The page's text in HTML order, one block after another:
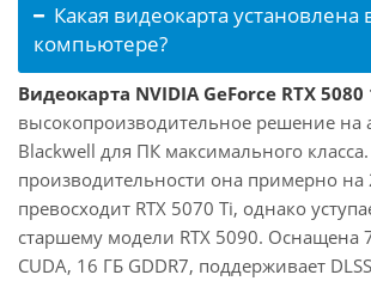
Какая видеокарта установлена
компьютере?
Видеокарта NVIDIA GeForce RTX 5080
высокопроизводительное решение на
Blackwell для ПК максимального
производительности она примерно на
превосходит RTX 5070 Ti, однако
старшему модели RTX 5090. Оснащена
CUDA, 16 ГБ GDDR7, поддерживает